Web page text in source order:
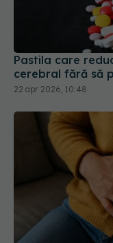
Pastila care
cerebral fără să
22 apr 2026, 10:48